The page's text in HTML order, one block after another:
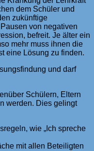
dem Schüler und
zukünftige
von negativen
befreit. Je älter ein
mehr muss ihnen die
eine Lösung zu finden.
und darf
Schülern, Eltern
werden. Dies gelingt
wie „Ich spreche
mit allen Beteiligten